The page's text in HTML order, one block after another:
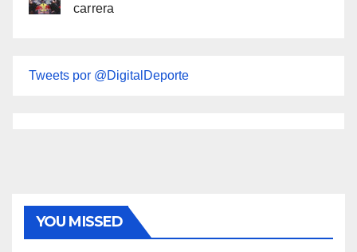
carrera
Tweets por @DigitalDeporte
YOU MISSED